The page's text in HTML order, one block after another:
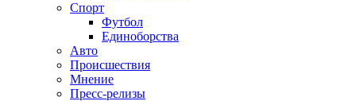
Спорт
Футбол
Единоборства
Авто
Происшествия
Мнение
Пресс-релизы